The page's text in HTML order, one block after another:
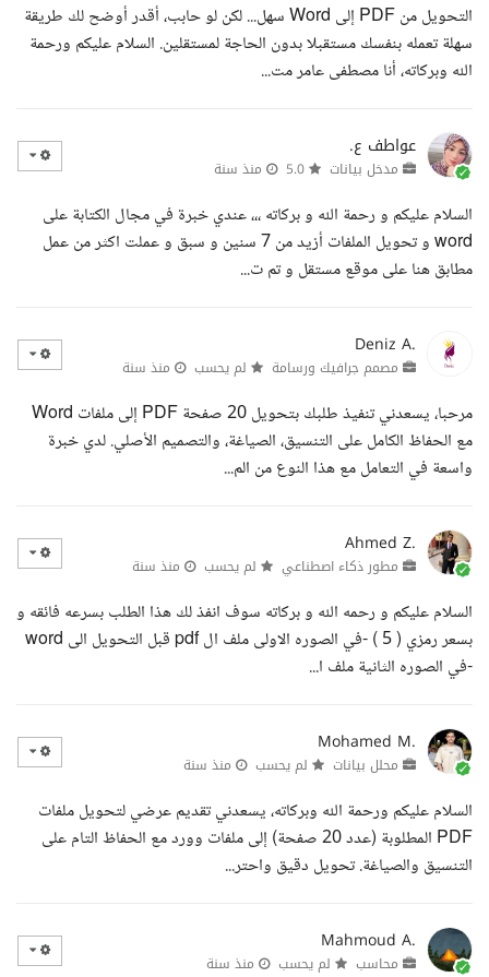
التحويل من PDF إلى Word سهل... لكن لو حابب، أقدر أوضح لك طريقة
سهلة تعمله بنفسك مستقبلا بدون الحاجة لمستقلين. السلام عليكم ورحمة
الله وبركاته، أنا مصطفى عامر مت...
عواطف ع.
مدخل بيانات منذ سنة
السلام عليكم و رحمة الله و بركاته ،،، عندي خبرة في مجال الكتابة على
word و تحويل الملفات أزيد من 7 سنين و سبق و عملت اكثر من عمل
مطابق هنا على موقع مستقل و تم ت...
Deniz A.
مصمم جرافيك ورسامة لم يحسب منذ سنة
مرحبا، يسعدني تنفيذ طلبك بتحويل 20 صفحة PDF إلى ملفات Word
مع الحفاظ الكامل على التنسيق، الصياغة، والتصميم الأصلي. لدي خبرة
واسعة في التعامل مع هذا النوع من الم...
Ahmed Z.
مطور ذكاء اصطناعي لم يحسب منذ سنة
السلام عليكم و رحمه الله و بركاته سوف انفذ لك هذا الطلب بسرعه فائقه و
بسعر رمزي ( 5 ) -في الصوره الاولى ملف ال pdf قبل التحويل الى word
-في الصوره الثانية ملف ا...
Mohamed M.
محلل بيانات لم يحسب منذ سنة
السلام عليكم ورحمة الله وبركاته، يسعدني تقديم عرضي لتحويل ملفات
PDF المطلوبة (عدد 20 صفحة) إلى ملفات وورد مع الحفاظ التام على
التنسيق والصياغة. تحويل دقيق واحتر...
Mahmoud A.
محاسب لم يحسب منذ سنة